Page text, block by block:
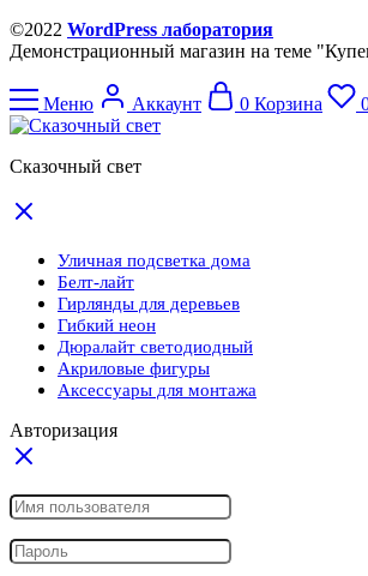
©2022 WordPress лаборатория
Демонстрационный магазин на теме
Меню Аккаунт 0 Корзина
Сказочный свет
Уличная подсветка дома
Белт-лайт
Гирлянды для деревьев
Гибкий неон
Дюралайт светодиодный
Акриловые фигуры
Аксессуары для монтажа
Авторизация